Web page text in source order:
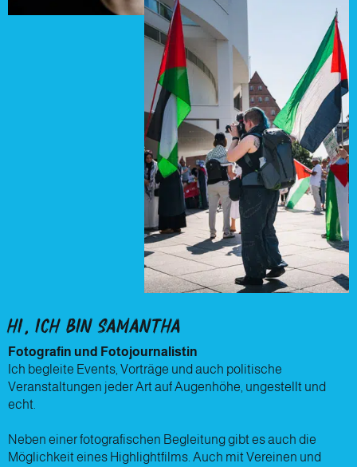
Hi, ich bin Samantha
Fotografin und Fotojournalistin
Ich begleite Events, Vorträge und auch politische
Veranstaltungen jeder Art auf Augenhöhe, ungestellt und
echt.
Neben einer fotografischen Begleitung gibt es auch die
Möglichkeit eines Highlightfilms. Auch mit Vereinen und